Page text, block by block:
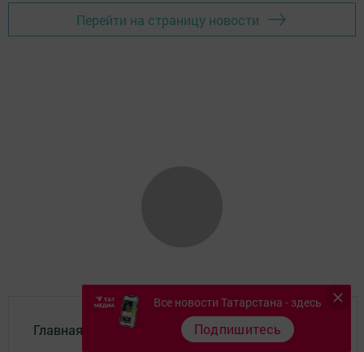
Перейти на страницу новости
Главная
Все новости Татарстана - здесь
Подпишитесь